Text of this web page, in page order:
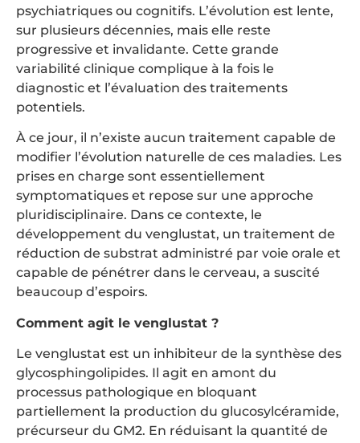
psychiatriques ou cognitifs. L’évolution est lente,
sur plusieurs décennies, mais elle reste
progressive et invalidante. Cette grande
variabilité clinique complique à la fois le
diagnostic et l’évaluation des traitements
potentiels.
À ce jour, il n’existe aucun traitement capable de
modifier l’évolution naturelle de ces maladies. Les
prises en charge sont essentiellement
symptomatiques et repose sur une approche
pluridisciplinaire. Dans ce contexte, le
développement du venglustat, un traitement de
réduction de substrat administré par voie orale et
capable de pénétrer dans le cerveau, a suscité
beaucoup d’espoirs.
Comment agit le venglustat ?
Le venglustat est un inhibiteur de la synthèse des
glycosphingolipides. Il agit en amont du
processus pathologique en bloquant
partiellement la production du glucosylcéramide,
précurseur du GM2. En réduisant la quantité de